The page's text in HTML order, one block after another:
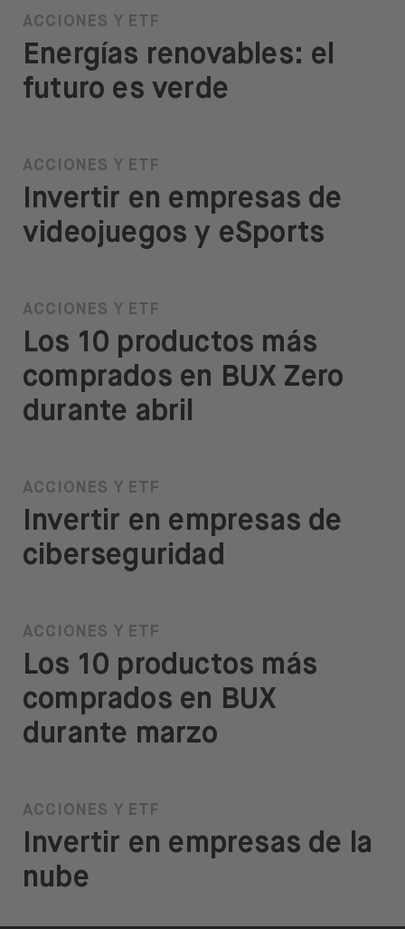
ACCIONES Y ETF
Energías renovables: el
futuro es verde
ACCIONES Y ETF
Invertir en empresas de
videojuegos y eSports
ACCIONES Y ETF
Los 10 productos más
comprados en BUX Zero
durante abril
ACCIONES Y ETF
Invertir en empresas de
ciberseguridad
ACCIONES Y ETF
Los 10 productos más
comprados en BUX
durante marzo
ACCIONES Y ETF
Invertir en empresas de la
nube